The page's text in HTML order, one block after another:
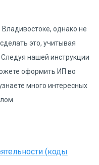
однако не
это, учитывая
нашей инструкции
оформить ИП во
много интересных
(коды